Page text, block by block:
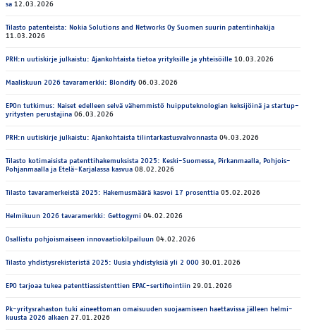
sa 12.03.2026
Ti­las­to pa­ten­teis­ta: No­kia So­lu­tions and Networks Oy Suo­men suu­rin pa­ten­tin­ha­ki­ja
11.03.2026
PRH:n uu­tis­kir­je jul­kais­tu: Ajan­koh­tais­ta tie­toa yri­tyk­sil­le ja yh­tei­söil­le 10.03.2026
Maaliskuun 2026 tavaramerkki: Blondify 06.03.2026
EPOn tutkimus: Naiset edelleen selvä vähemmistö huipputeknologian keksijöinä ja startup-
yritysten perustajina 06.03.2026
PRH:n uu­tis­kir­je jul­kais­tu: Ajan­koh­tais­ta ti­lin­tar­kas­tus­val­von­nas­ta 04.03.2026
Ti­las­to ko­ti­mai­sis­ta pa­tent­ti­ha­ke­muk­sis­ta 2025: Kes­ki-Suo­mes­sa, Pir­kan­maal­la, Poh­jois-
Poh­jan­maal­la ja Ete­lä-Kar­ja­las­sa kas­vua 08.02.2026
Tilasto tavaramerkeistä 2025: Hakemusmäärä kasvoi 17 prosenttia 05.02.2026
Helmikuun 2026 tavaramerkki: Gettogymi 04.02.2026
Osal­lis­tu poh­jois­mai­seen in­no­vaa­tio­kil­pai­luun 04.02.2026
Tilasto yhdistysrekisteristä 2025: Uusia yhdistyksiä yli 2 000 30.01.2026
EPO tar­jo­aa tu­kea pa­tent­tias­sis­tent­tien EPAC-ser­ti­fioin­tiin 29.01.2026
Pk-yri­tys­ra­has­ton tuki ai­neet­to­man omai­suu­den suo­jaa­mi­seen haet­ta­vis­sa jäl­leen hel­mi­
kuus­ta 2026 al­kaen 27.01.2026